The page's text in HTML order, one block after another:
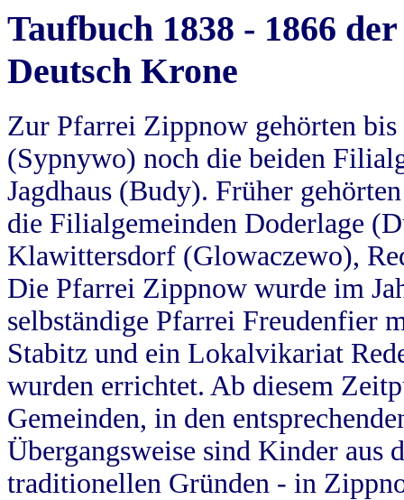
Taufbuch 1838 - 1866
Deutsch Krone
Zur Pfarrei Zippnow gehörten
(Sypnywo) noch die beiden
Jagdhaus (Budy). Früher
die Filialgemeinden Doderlage
Klawittersdorf (Glowaczewo),
Die Pfarrei Zippnow wurde im
selbständige Pfarrei Freudenfier
Stabitz und ein Lokalvikariat
wurden errichtet. Ab diesem
Gemeinden, in den
Übergangsweise sind Kinder aus
traditionellen Gründen - in